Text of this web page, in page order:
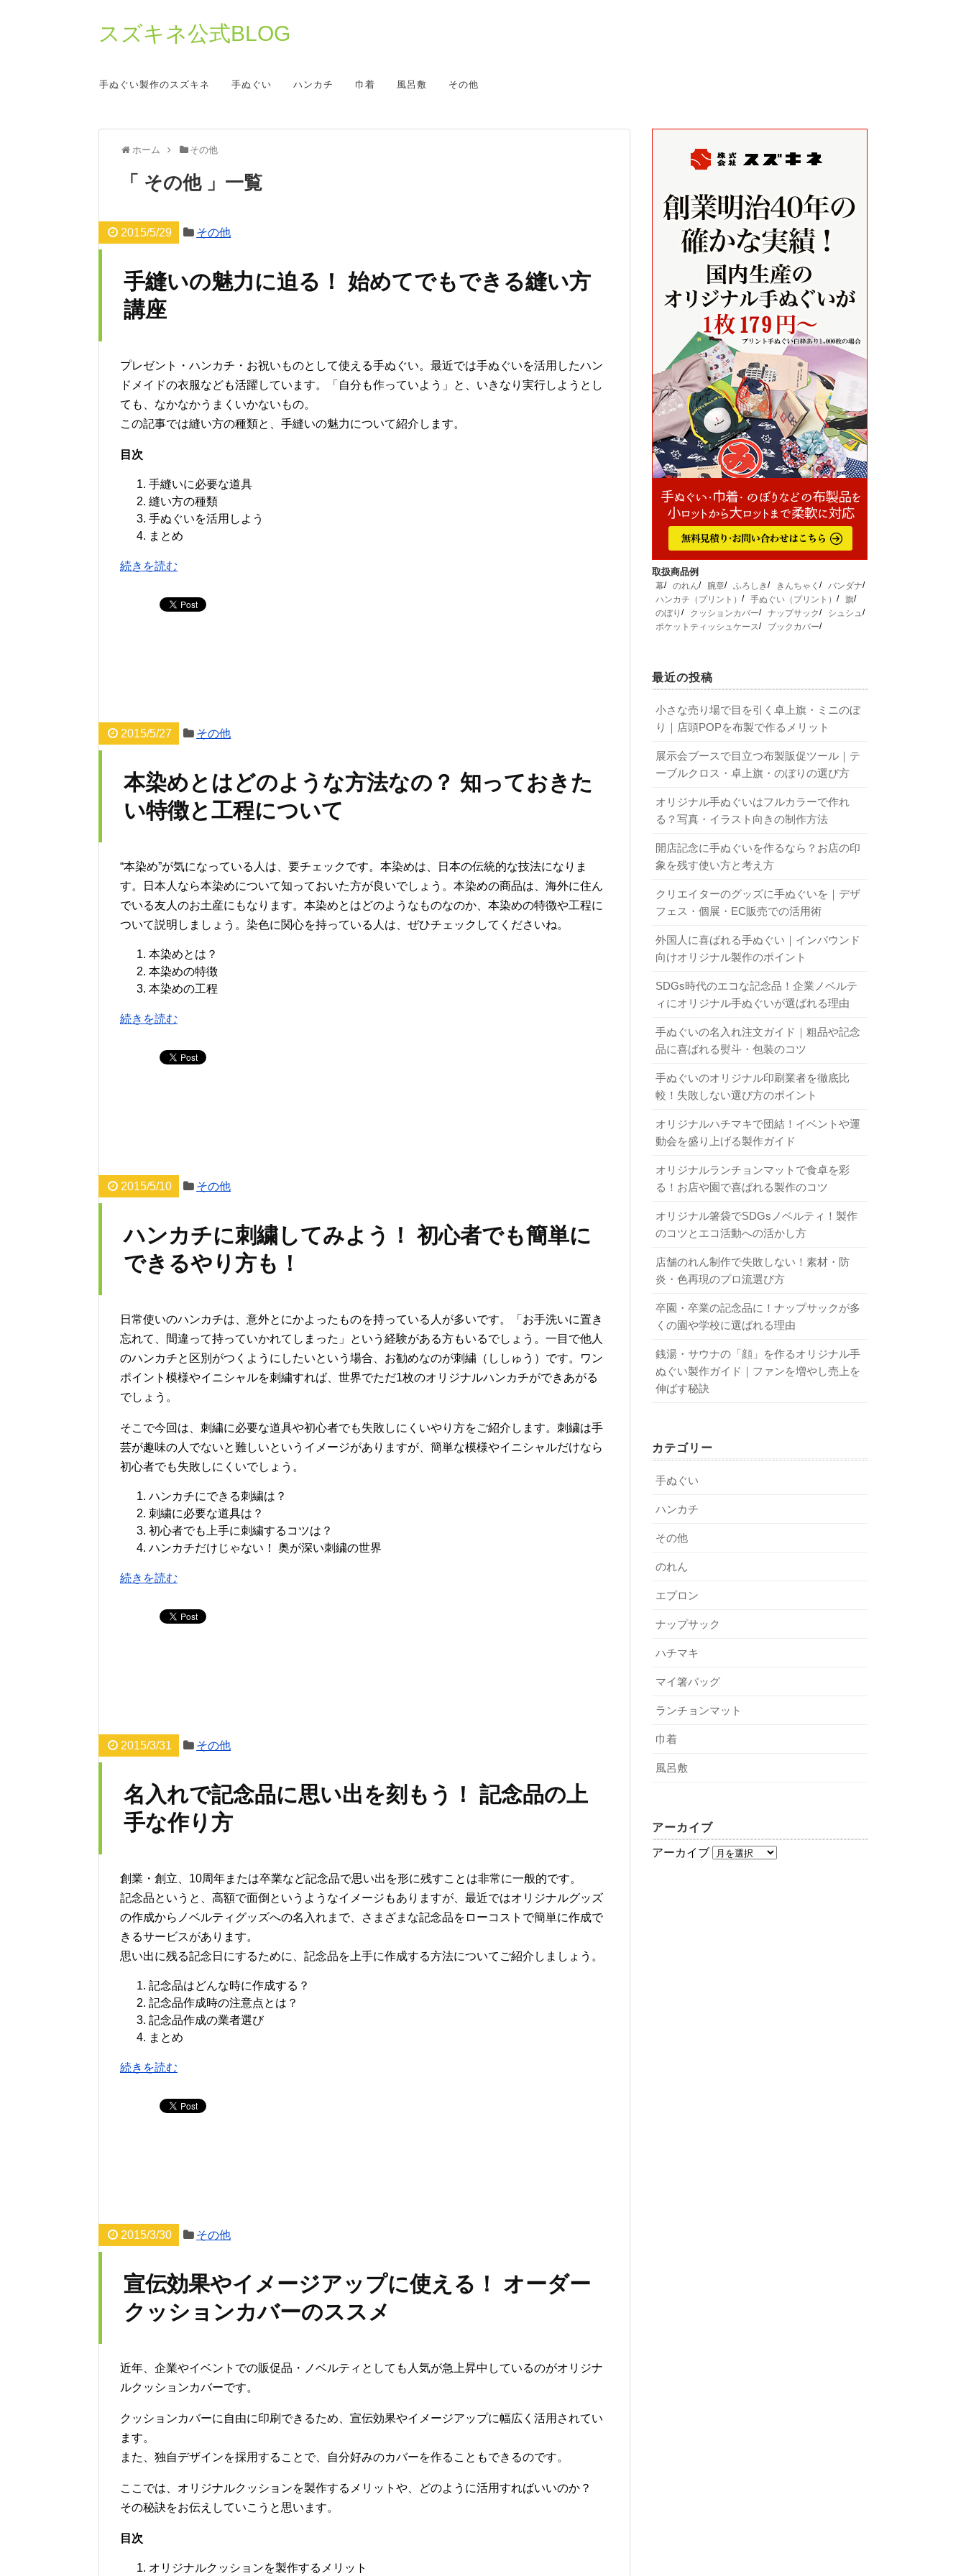
スズキネ公式BLOG
手ぬぐい製作のスズキネ 手ぬぐい ハンカチ 巾着 風呂敷 その他
ホーム その他
その他 一覧
2015/5/29 その他
手縫いの魅力に迫る！ 始めてでもできる縫い方
講座
プレゼント・ハンカチ・お祝いものとして使える手ぬぐい。最近では手ぬぐいを活用したハン
ドメイドの衣服なども活躍しています。「自分も作っていよう」と、いきなり実行しようとし
ても、なかなかうまくいかないもの。
この記事では縫い方の種類と、手縫いの魅力について紹介します。
目次
手縫いに必要な道具
縫い方の種類
手ぬぐいを活用しよう
まとめ
続きを読む
2015/5/27 その他
本染めとはどのような方法なの？ 知っておきた
い特徴と工程について
“本染め”が気になっている人は、要チェックです。本染めは、日本の伝統的な技法になりま
す。日本人なら本染めについて知っておいた方が良いでしょう。本染めの商品は、海外に住ん
でいる友人のお土産にもなります。本染めとはどのようなものなのか、本染めの特徴や工程に
ついて説明しましょう。染色に関心を持っている人は、ぜひチェックしてくださいね。
本染めとは？
本染めの特徴
本染めの工程
続きを読む
2015/5/10 その他
ハンカチに刺繍してみよう！ 初心者でも簡単に
できるやり方も！
日常使いのハンカチは、意外とにかよったものを持っている人が多いです。「お手洗いに置き
忘れて、間違って持っていかれてしまった」という経験がある方もいるでしょう。一目で他人
のハンカチと区別がつくようにしたいという場合、お勧めなのが刺繍（ししゅう）です。ワン
ポイント模様やイニシャルを刺繍すれば、世界でただ1枚のオリジナルハンカチができあがる
でしょう。
そこで今回は、刺繍に必要な道具や初心者でも失敗しにくいやり方をご紹介します。刺繍は手
芸が趣味の人でないと難しいというイメージがありますが、簡単な模様やイニシャルだけなら
初心者でも失敗しにくいでしょう。
ハンカチにできる刺繍は？
刺繍に必要な道具は？
初心者でも上手に刺繍するコツは？
ハンカチだけじゃない！ 奥が深い刺繍の世界
続きを読む
2015/3/31 その他
名入れで記念品に思い出を刻もう！ 記念品の上
手な作り方
創業・創立、10周年または卒業など記念品で思い出を形に残すことは非常に一般的です。
記念品というと、高額で面倒というようなイメージもありますが、最近ではオリジナルグッズ
の作成からノベルティグッズへの名入れまで、さまざまな記念品をローコストで簡単に作成で
きるサービスがあります。
思い出に残る記念日にするために、記念品を上手に作成する方法についてご紹介しましょう。
記念品はどんな時に作成する？
記念品作成時の注意点とは？
記念品作成の業者選び
まとめ
続きを読む
2015/3/30 その他
宣伝効果やイメージアップに使える！ オーダー
クッションカバーのススメ
近年、企業やイベントでの販促品・ノベルティとしても人気が急上昇中しているのがオリジナ
ルクッションカバーです。
クッションカバーに自由に印刷できるため、宣伝効果やイメージアップに幅広く活用されてい
ます。
また、独自デザインを採用することで、自分好みのカバーを作ることもできるのです。
ここでは、オリジナルクッションを製作するメリットや、どのように活用すればいいのか？
その秘訣をお伝えしていこうと思います。
目次
オリジナルクッションを製作するメリット
取扱商品例
幕 のれん 腕章 ふろしき きんちゃく
バンダナ
ハンカチ（プリント）
手ぬぐい（プリント）
旗
のぼり
クッションカバー ナップサック
シュシュ
ポケットティッシュケース
ブックカバー
最近の投稿
小さな売り場で目を引く卓上旗・ミニのぼ
り｜店頭POPを布製で作るメリット
展示会ブースで目立つ布製販促ツール｜テ
ーブルクロス・卓上旗・のぼりの選び方
オリジナル手ぬぐいはフルカラーで作れ
る？写真・イラスト向きの制作方法
開店記念に手ぬぐいを作るなら？お店の印
象を残す使い方と考え方
クリエイターのグッズに手ぬぐいを｜デザ
フェス・個展・EC販売での活用術
外国人に喜ばれる手ぬぐい｜インバウンド
向けオリジナル製作のポイント
SDGs時代のエコな記念品！企業ノベルテ
ィにオリジナル手ぬぐいが選ばれる理由
手ぬぐいの名入れ注文ガイド｜粗品や記念
品に喜ばれる熨斗・包装のコツ
手ぬぐいのオリジナル印刷業者を徹底比
較！失敗しない選び方のポイント
オリジナルハチマキで団結！イベントや運
動会を盛り上げる製作ガイド
オリジナルランチョンマットで食卓を彩
る！お店や園で喜ばれる製作のコツ
オリジナル箸袋でSDGsノベルティ！製作
のコツとエコ活動への活かし方
店舗のれん制作で失敗しない！素材・防
炎・色再現のプロ流選び方
卒園・卒業の記念品に！ナップサックが多
くの園や学校に選ばれる理由
銭湯・サウナの「顔」を作るオリジナル手
ぬぐい製作ガイド｜ファンを増やし売上を
伸ばす秘訣
カテゴリー
手ぬぐい
ハンカチ
その他
のれん
エプロン
ナップサック
ハチマキ
マイ箸バッグ
ランチョンマット
巾着
風呂敷
アーカイブ
アーカイブ